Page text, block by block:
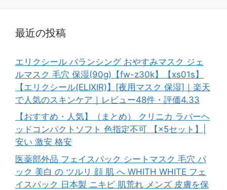
最近の投稿
エリクシール バランシング おやすみマスク ジェ
ルマスク 毛穴 保湿(90g)【fw-z30k】【xs01s】
【エリクシール(ELIXIR)】[夜用マスク 保湿]｜楽天
で人気のスキンケア｜レビュー48件・評価4.33
【おすすめ・人気】（まとめ） クリニカ ラバーヘ
ッドコンパクトソフト 色指定不可 【×5セット】|
安い 激安 格安
医薬部外品 フェイスパック シートマスク 毛穴 パ
ック 美白 の ツルリ 顔 肌 へ WHITH WHITE フェ
イスパック 日本製 ニキビ 肌荒れ メンズ 皮膚を保